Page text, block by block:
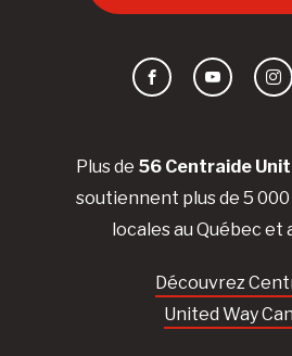
Plus de 56 Centraide
soutiennent plus de 5
locales au Québec et
Découvrez
United Way
FacebookYouTube